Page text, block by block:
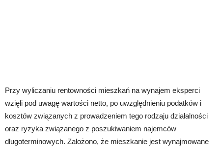
Przy wyliczaniu rentowności mieszkań na wynajem eksperci
wzięli pod uwagę wartości netto, po uwzględnieniu podatków i
kosztów związanych z prowadzeniem tego rodzaju działalności
oraz ryzyka związanego z poszukiwaniem najemców
długoterminowych. Założono, że mieszkanie jest wynajmowane